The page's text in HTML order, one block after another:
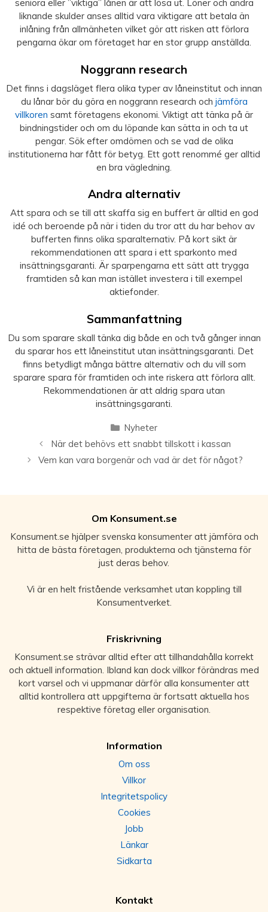
seniora eller ”viktiga” lånen är att lösa ut. Löner och andra
liknande skulder anses alltid vara viktigare att betala än
inlåning från allmänheten vilket gör att risken att förlora
pengarna ökar om företaget har en stor grupp anställda.
Noggrann research
Det finns i dagsläget flera olika typer av låneinstitut och innan
du lånar bör du göra en noggrann research och jämföra
villkoren samt företagens ekonomi. Viktigt att tänka på är
bindningstider och om du löpande kan sätta in och ta ut
pengar. Sök efter omdömen och se vad de olika
institutionerna har fått för betyg. Ett gott renommé ger alltid
en bra vägledning.
Andra alternativ
Att spara och se till att skaffa sig en buffert är alltid en god
idé och beroende på när i tiden du tror att du har behov av
bufferten finns olika sparalternativ. På kort sikt är
rekommendationen att spara i ett sparkonto med
insättningsgaranti. Är sparpengarna ett sätt att trygga
framtiden så kan man istället investera i till exempel
aktiefonder.
Sammanfattning
Du som sparare skall tänka dig både en och två gånger innan
du sparar hos ett låneinstitut utan insättningsgaranti. Det
finns betydligt många bättre alternativ och du vill som
sparare spara för framtiden och inte riskera att förlora allt.
Rekommendationen är att aldrig spara utan
insättningsgaranti.
Kategorier
Nyheter
När det behövs ett snabbt tillskott i kassan
Vem kan vara borgenär och vad är det för något?
Om Konsument.se
Konsument.se hjälper svenska konsumenter att jämföra och
hitta de bästa företagen, produkterna och tjänsterna för
just deras behov.
Vi är en helt fristående verksamhet utan koppling till
Konsumentverket.
Friskrivning
Konsument.se strävar alltid efter att tillhandahålla korrekt
och aktuell information. Ibland kan dock villkor förändras med
kort varsel och vi uppmanar därför alla konsumenter att
alltid kontrollera att uppgifterna är fortsatt aktuella hos
respektive företag eller organisation.
Information
Om oss
Villkor
Integritetspolicy
Cookies
Jobb
Länkar
Sidkarta
Kontakt